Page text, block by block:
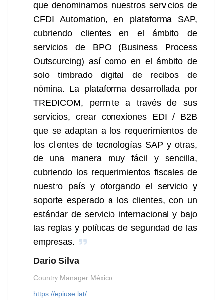
que denominamos nuestros servicios de
CFDI Automation, en plataforma SAP,
cubriendo clientes en el ámbito de
servicios de BPO (Business Process
Outsourcing) así como en el ámbito de
solo timbrado digital de recibos de
nómina. La plataforma desarrollada por
TREDICOM, permite a través de sus
servicios, crear conexiones EDI / B2B
que se adaptan a los requerimientos de
los clientes de tecnologías SAP y otras,
de una manera muy fácil y sencilla,
cubriendo los requerimientos fiscales de
nuestro país y otorgando el servicio y
soporte esperado a los clientes, con un
estándar de servicio internacional y bajo
las reglas y políticas de seguridad de las
empresas.
Dario Silva
Country Manager México
https://epiuse.lat/